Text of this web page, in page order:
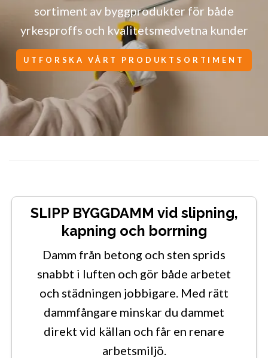
sortiment av byggprodukter för både
yrkesproffs och kvalitetsmedvetna kunder
UTFORSKA VÅRT PRODUKTSORTIMENT
SLIPP BYGGDAMM vid slipning,
kapning och borrning
Damm från betong och sten sprids
snabbt i luften och gör både arbetet
och städningen jobbigare. Med rätt
dammfångare minskar du dammet
direkt vid källan och får en renare
arbetsmiljö.